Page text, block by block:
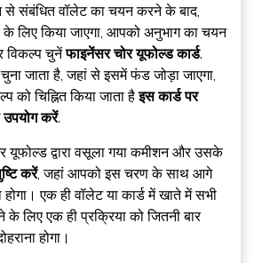
से संबंधित वॉलेट का चयन करने के बाद,
के लिए किया जाएगा, आपको अनुभाग का चयन
चुनेंफाइनेंसर चोर यूफोल्ड कार्ड.
जाता है, जहां से इसमें फंड जोड़ा जाएगा,
को चिह्नित किया जाता हैइस कार्ड पर
उपयोग करें.
यूफोल्ड द्वारा वसूला गया कमीशन और उसके
करें, जहां आपको इस चरण के साथ आगे
एक ही वॉलेट या कार्ड में खाते में सभी
लिए एक ही प्रक्रिया को जितनी बार
होगा।